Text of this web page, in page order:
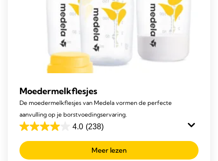
Moedermelkflesjes
De moedermelkflesjes van Medela vormen de perfecte
aanvulling op je borstvoedingservaring.
4.0 (238)
4.0
van
de
Meer lezen